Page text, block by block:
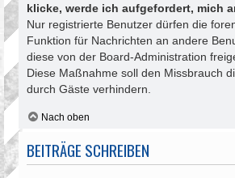
klicke, werde ich aufgefordert, mich
Nur registrierte Benutzer dürfen die
Funktion für Nachrichten an andere
diese von der Board-Administration
Diese Maßnahme soll den Missbrauch
durch Gäste verhindern.
Nach oben
BEITRÄGE SCHREIBEN